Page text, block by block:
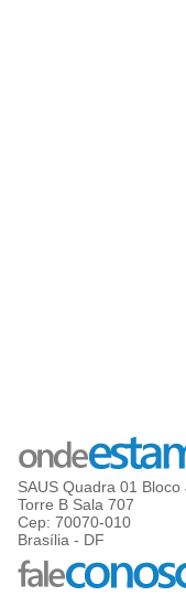
SAUS Quadra 01 Bloco
Torre B Sala 707
Cep: 70070-010
Brasília - DF